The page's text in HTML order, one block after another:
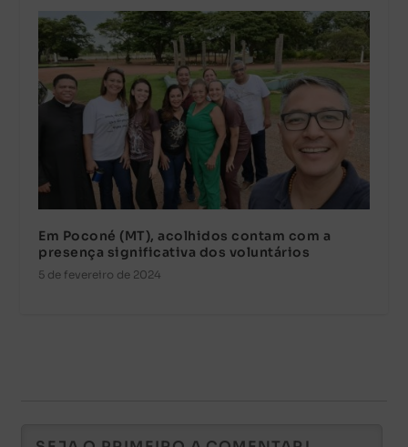
Em Poconé (MT), acolhidos contam com a
presença significativa dos voluntários
5 de fevereiro de 2024